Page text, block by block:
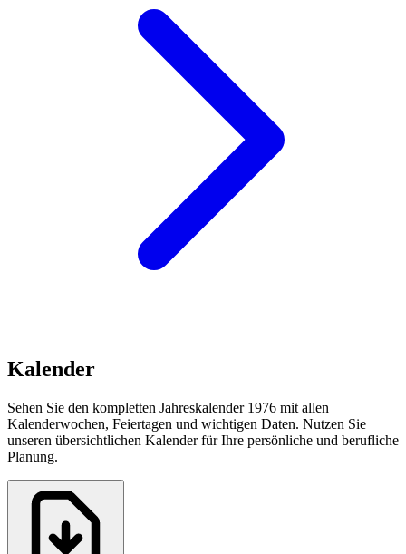
Kalender
Sehen Sie den kompletten Jahreskalender 1976 mit allen
Kalenderwochen, Feiertagen und wichtigen Daten. Nutzen Sie
unseren übersichtlichen Kalender für Ihre persönliche und berufliche
Planung.